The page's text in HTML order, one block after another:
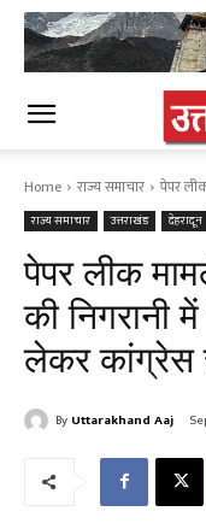
Home राज्य समाचार पेपर
राज्य समाचार उत्तराखंड देहरादून
पेपर लीक
की निगरानी
लेकर कांग्रेस
By Uttarakhand Aaj